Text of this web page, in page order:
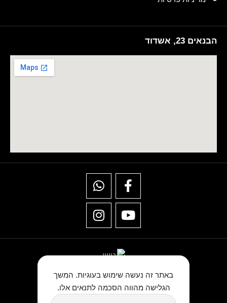
הבנאים 23, אשדוד
★★★★★
באתר זה נעשה שימוש בעוגיות. המשך
הגלישה מהווה הסכמה לתנאים אלו.